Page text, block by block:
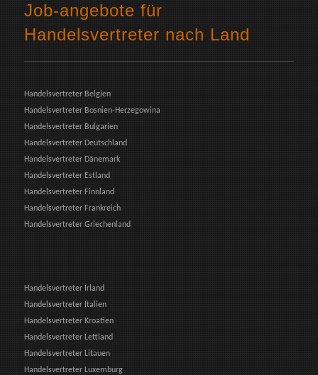
Job-angebote für
Handelsvertreter nach Land
Handelsvertreter Belgien
Handelsvertreter Bosnien-Herzegowina
Handelsvertreter Bulgarien
Handelsvertreter Deutschland
Handelsvertreter Dänemark
Handelsvertreter Estland
Handelsvertreter Finnland
Handelsvertreter Frankreich
Handelsvertreter Griechenland
Handelsvertreter Irland
Handelsvertreter Italien
Handelsvertreter Kroatien
Handelsvertreter Lettland
Handelsvertreter Litauen
Handelsvertreter Luxemburg